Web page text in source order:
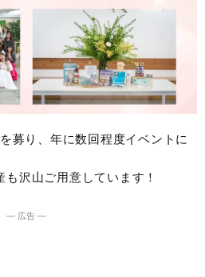
募り、年に数回程度イベントに
沢山ご用意しています！
― 広告 ―